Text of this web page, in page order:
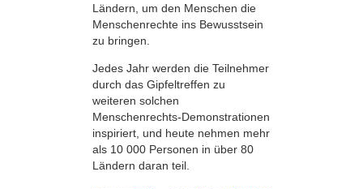
Ländern, um den Menschen die
Menschenrechte ins Bewusstsein
zu bringen.
Jedes Jahr werden die Teilnehmer
durch das Gipfeltreffen zu
weiteren solchen
Menschenrechts-Demonstrationen
inspiriert, und heute nehmen mehr
als 10 000 Personen in über 80
Ländern daran teil.